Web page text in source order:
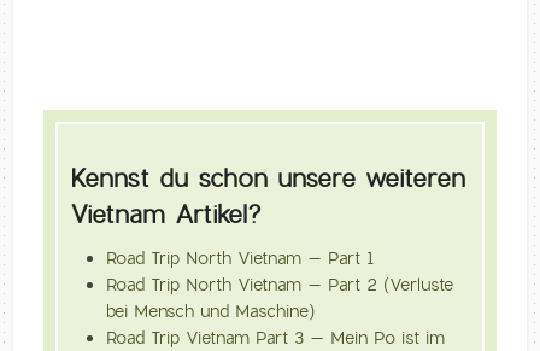
Kennst du schon unsere weiteren
Vietnam Artikel?
Road Trip North Vietnam – Part 1
Road Trip North Vietnam – Part 2 (Verluste
bei Mensch und Maschine)
Road Trip Vietnam Part 3 – Mein Po ist im